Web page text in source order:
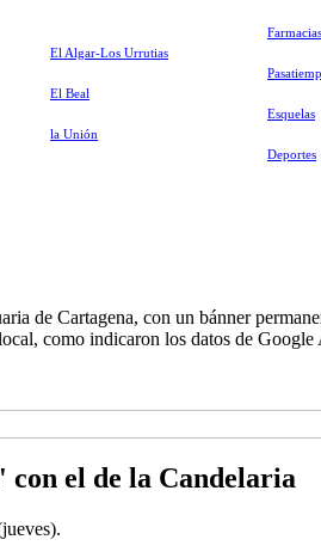
El Algar-Los Urrutias
El Beal
la Unión
Esquelas
Deportes
de Cartagena, con un bánner
como indicaron los datos de
el de la Candelaria